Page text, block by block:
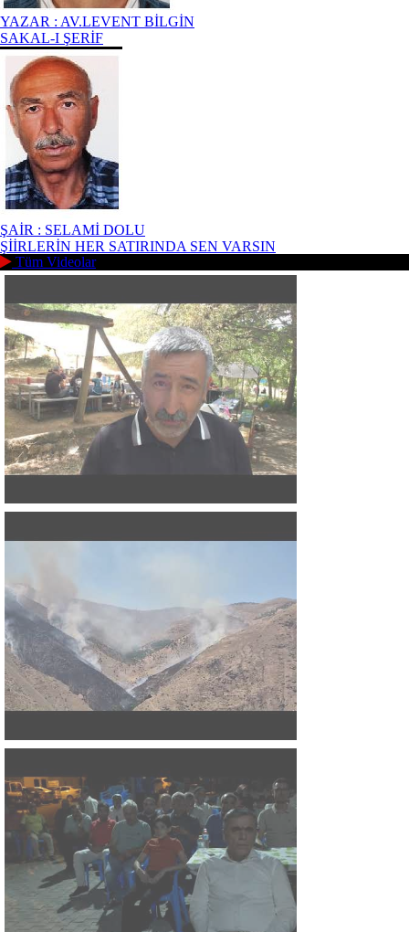
YAZAR : AV.LEVENT BİLGİN
SAKAL-I ŞERİF
ŞAİR : SELAMİ DOLU
ŞİİRLERİN HER SATIRINDA SEN VARSIN
Tüm Videolar